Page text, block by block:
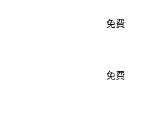
免費
免費